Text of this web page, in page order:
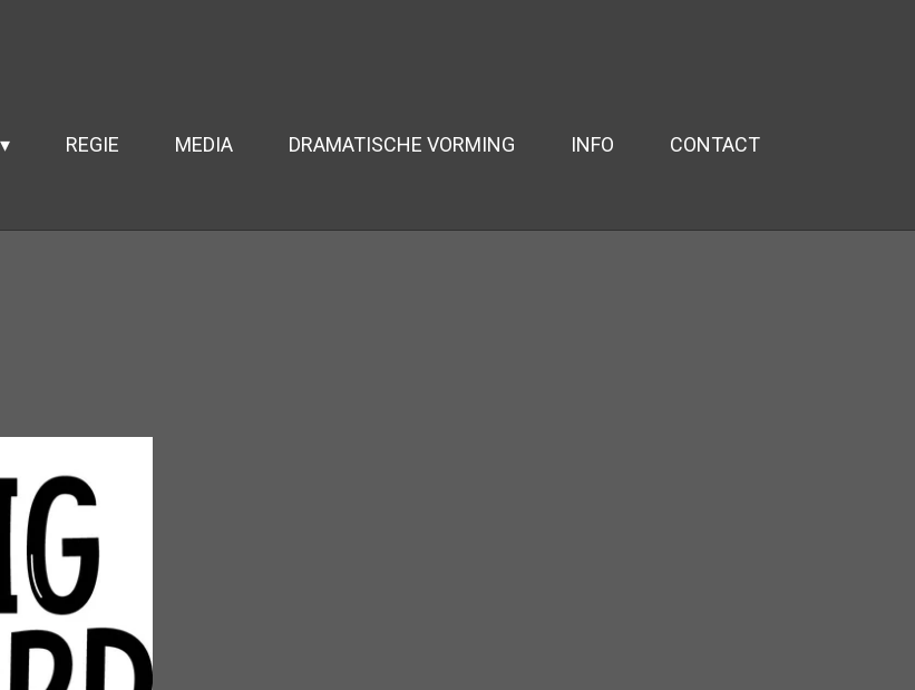
REGIE MEDIA DRAMATISCHE VORMING INFO CONTACT